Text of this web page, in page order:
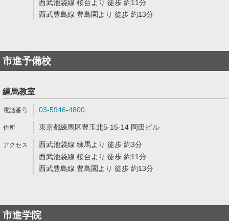
西武池袋線 桜台より 徒歩 約11分
西武豊島線 豊島園より 徒歩 約13分
市進予備校
練馬教室
03-5946-4800
東京都練馬区豊玉北5-15-14 岡田ビル
西武池袋線 練馬より 徒歩 約3分
西武池袋線 桜台より 徒歩 約11分
西武豊島線 豊島園より 徒歩 約13分
市進学院